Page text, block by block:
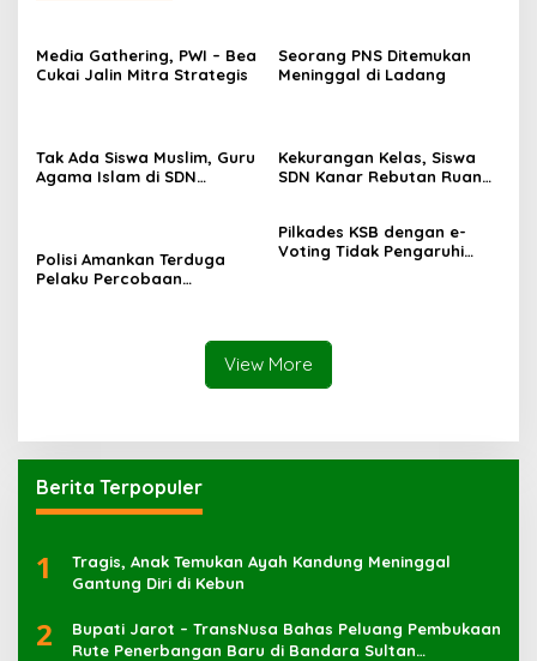
Media Gathering, PWI – Bea
Cukai Jalin Mitra Strategis
Seorang PNS Ditemukan
Meninggal di Ladang
Tak Ada Siswa Muslim, Guru
Agama Islam di SDN
Kekurangan Kelas, Siswa
SDN Kanar Rebutan Ruang
Polisi Amankan Terduga
Pelaku Percobaan
Pilkades KSB dengan e-
Voting Tidak Pengaruhi
View More
Berita Terpopuler
1
Tragis, Anak Temukan Ayah Kandung Meninggal
Gantung Diri di Kebun
2
Bupati Jarot – TransNusa Bahas Peluang Pembukaan
Rute Penerbangan Baru di Bandara Sultan